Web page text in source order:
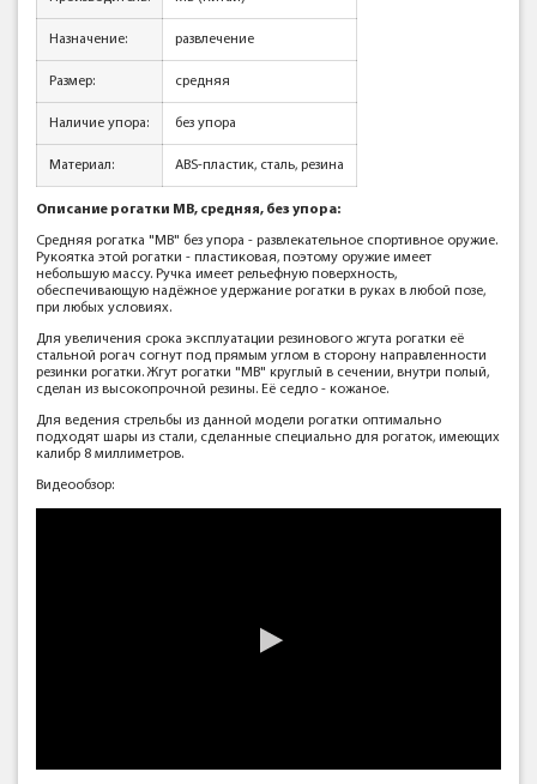
Назначение: развлечение
Размер: средняя
Наличие упора: без упора
Материал: ABS-пластик, сталь, резина
Описание рогатки МВ, средняя, без упора:
Средняя рогатка "MB" без упора - развлекательное спортивное оружие.
Рукоятка этой рогатки - пластиковая, поэтому оружие имеет
небольшую массу. Ручка имеет рельефную поверхность,
обеспечивающую надёжное удержание рогатки в руках в любой позе,
при любых условиях.
Для увеличения срока эксплуатации резинового жгута рогатки её
стальной рогач согнут под прямым углом в сторону направленности
резинки рогатки. Жгут рогатки "МВ" круглый в сечении, внутри полый,
сделан из высокопрочной резины. Её седло - кожаное.
Для ведения стрельбы из данной модели рогатки оптимально
подходят шары из стали, сделанные специально для рогаток, имеющих
калибр 8 миллиметров.
Видеообзор: